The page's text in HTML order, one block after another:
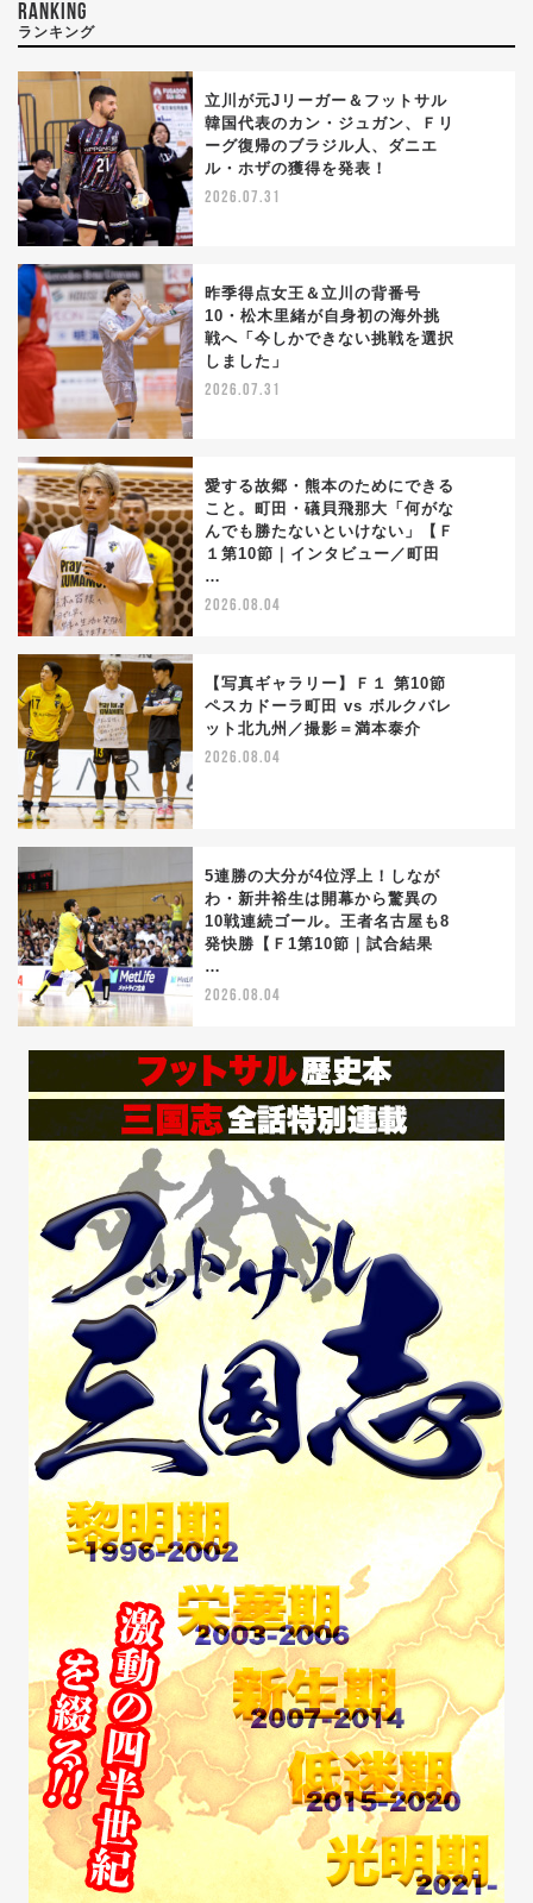
RANKING
ランキング
立川が元Jリーガー＆フットサル
韓国代表のカン・ジュガン、Ｆリ
ーグ復帰のブラジル人、ダニエ
ル・ホザの獲得を発表！
2026.07.31
昨季得点女王＆立川の背番号
10・松木里緒が自身初の海外挑
戦へ「今しかできない挑戦を選択
しました」
2026.07.31
愛する故郷・熊本のためにできる
こと。町田・礒貝飛那大「何がな
んでも勝たないといけない」【Ｆ
１第10節｜インタビュー／町田
…
2026.08.04
【写真ギャラリー】Ｆ１ 第10節
ペスカドーラ町田 vs ボルクバレ
ット北九州／撮影＝満本泰介
2026.08.04
5連勝の大分が4位浮上！しなが
わ・新井裕生は開幕から驚異の
10戦連続ゴール。王者名古屋も8
発快勝【Ｆ1第10節｜試合結果
…
2026.08.04